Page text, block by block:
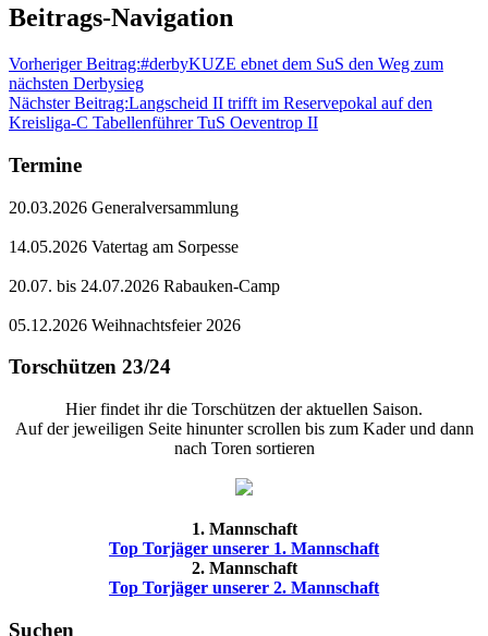
Beitrags-Navigation
Vorheriger Beitrag:#derbyKUZE ebnet dem SuS den Weg zum
nächsten Derbysieg
Nächster Beitrag:Langscheid II trifft im Reservepokal auf den
Kreisliga-C Tabellenführer TuS Oeventrop II
Termine
20.03.2026 Generalversammlung
14.05.2026 Vatertag am Sorpesse
20.07. bis 24.07.2026 Rabauken-Camp
05.12.2026 Weihnachtsfeier 2026
Torschützen 23/24
Hier findet ihr die Torschützen der aktuellen Saison.
Auf der jeweiligen Seite hinunter scrollen bis zum Kader und dann
nach Toren sortieren
1. Mannschaft
Top Torjäger unserer 1. Mannschaft
2. Mannschaft
Top Torjäger unserer 2. Mannschaft
Suchen